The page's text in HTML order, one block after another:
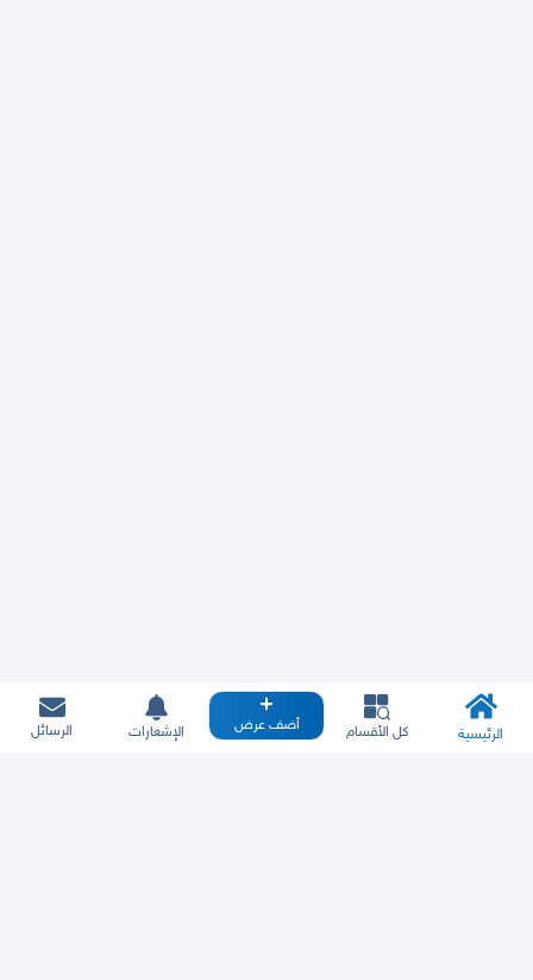
الرئيسية كل الأقسام أضف عرض الإشعارات الرسائل